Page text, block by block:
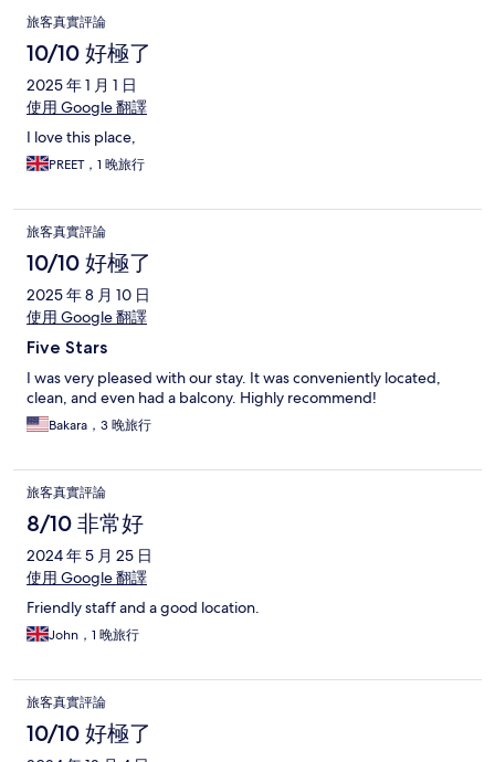
旅客真實評論
10/10 好極了
2025 年 1 月 1 日
使用 Google 翻譯
I love this place,
PREET，1 晚旅行
旅客真實評論
10/10 好極了
2025 年 8 月 10 日
使用 Google 翻譯
Five Stars
I was very pleased with our stay. It was conveniently located,
clean, and even had a balcony. Highly recommend!
Bakara，3 晚旅行
旅客真實評論
8/10 非常好
2024 年 5 月 25 日
使用 Google 翻譯
Friendly staff and a good location.
John，1 晚旅行
旅客真實評論
10/10 好極了